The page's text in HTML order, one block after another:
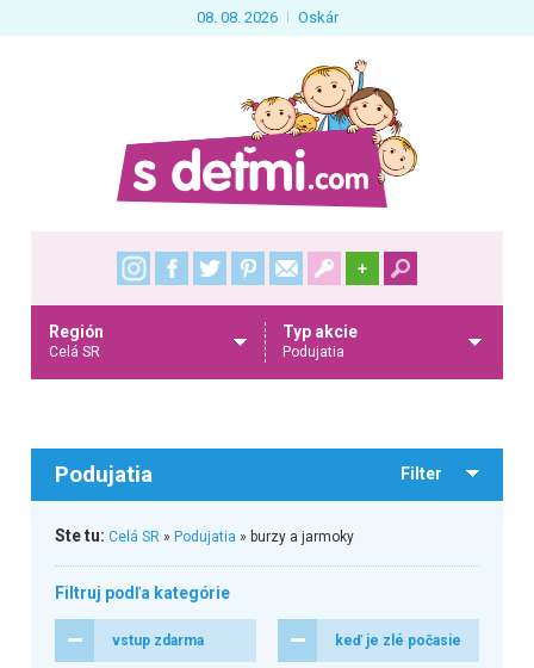
08. 08. 2026 Oskár
+
Región
Celá SR
Typ akcie
Podujatia
Podujatia Filter
Ste tu: Celá SR» Podujatia » burzy a jarmoky
Filtruj podľa kategórie
vstup zdarma keď je zlé počasie